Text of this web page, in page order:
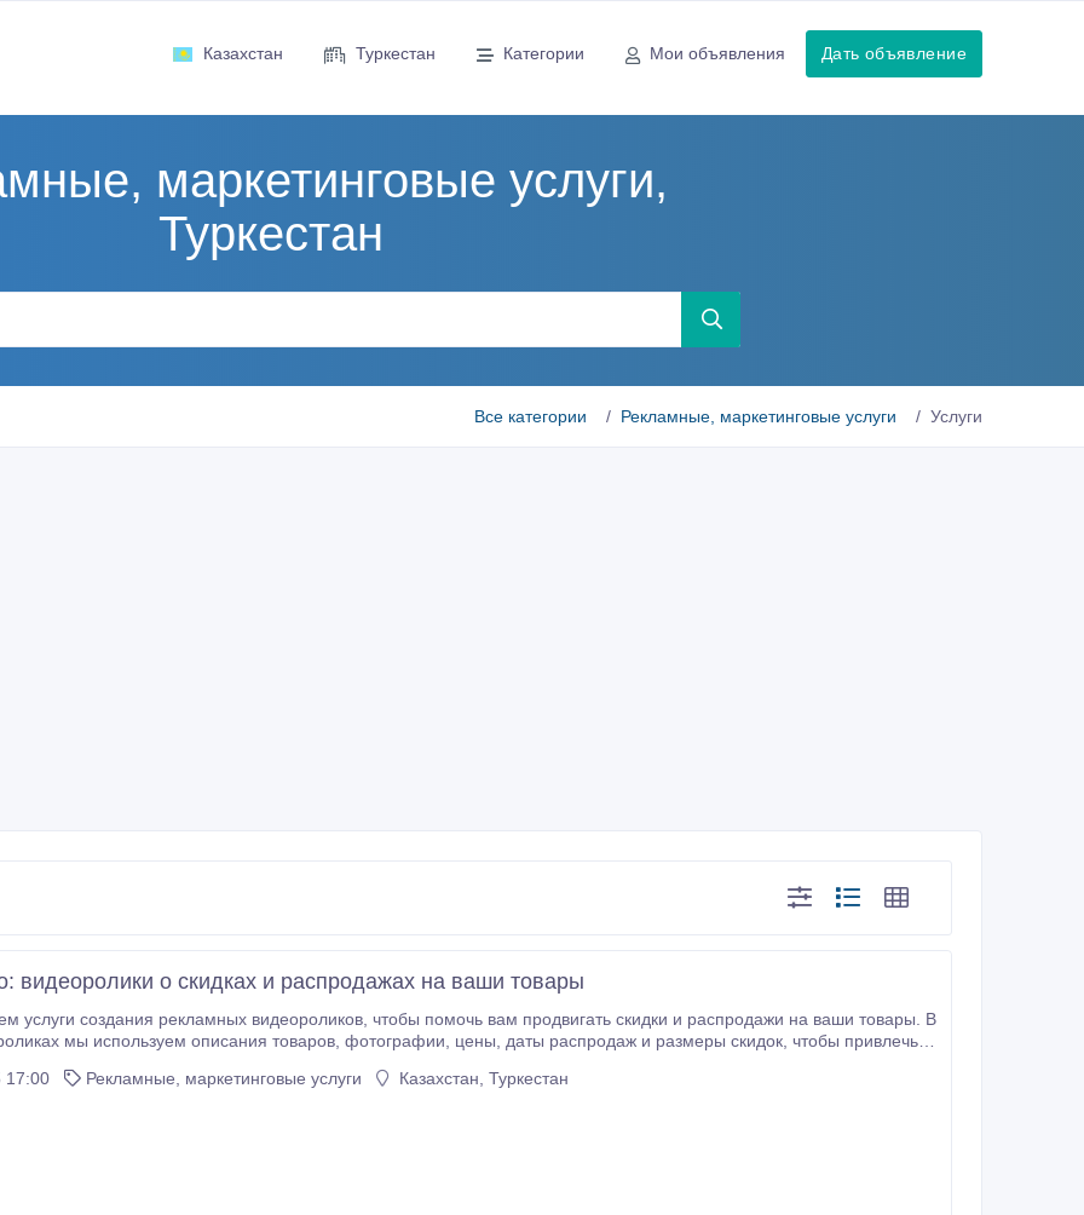
Казахстан Туркестан Категории Мои объявления Дать объявление
маркетинговые услуги,
Туркестан
Все категории Рекламные, маркетинговые услуги Услуги
видеоролики о скидках и распродажах на ваши товары
рекламных видеороликов, чтобы помочь вам продвигать скидки и распродажи на ваши товары. В
описания товаров, фотографии, цены, даты распродаж и размеры скидок, чтобы привлечь
сочетанием всех элементов.
17:00 Рекламные, маркетинговые услуги Казахстан, Туркестан